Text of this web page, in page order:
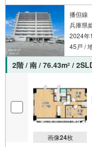
播但線
兵庫県
2024年
45戸 /
2階 / 南 / 76.43m2 /
画像24枚